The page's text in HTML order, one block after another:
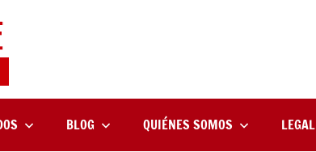
Magazine
música
internacional
BLOG QUIÉNES SOMOS LEGAL